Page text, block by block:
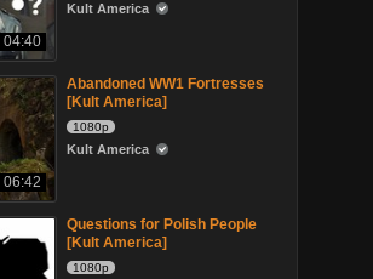
04:40
Kult America
06:42
Abandoned WW1 Fortresses
[Kult America]
1080p
Kult America
Questions for Polish People
[Kult America]
1080p